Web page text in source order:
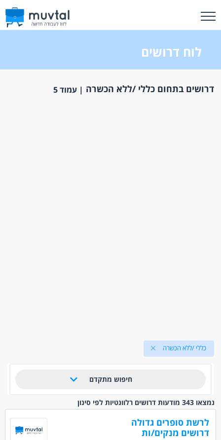
לוח דרושים
דרושים בתחום כללי /ללא הכשרה | עמוד 5
כללי /ללא הכשרה
חיפוש מתקדם
נמצאו 343 מודעות דרושים רלוונטיות לפי סינון
לרשת סופרים גדולה
דרושים מנקים/ות